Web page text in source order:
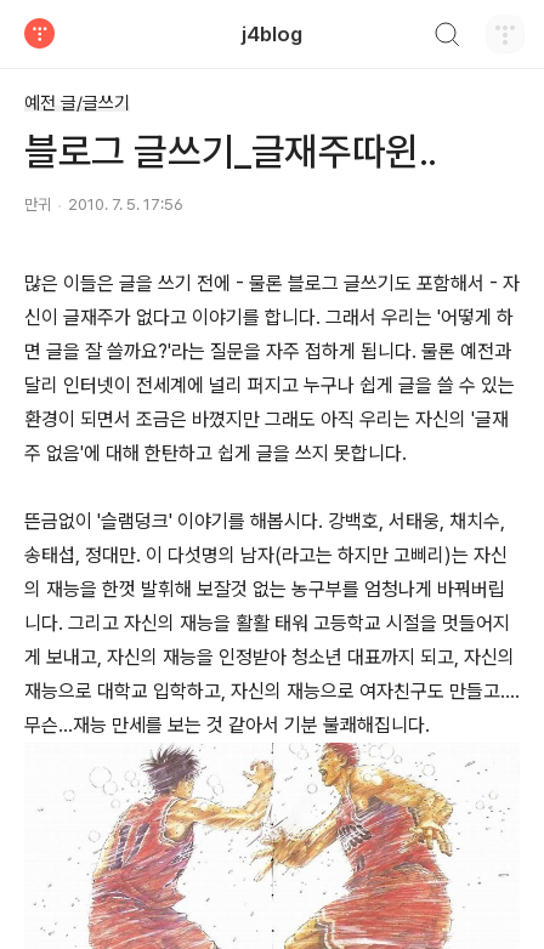
j4blog
예전 글/글쓰기
블로그 글쓰기_글재주따윈..
만귀 2010. 7. 5. 17:56
많은 이들은 글을 쓰기 전에 - 물론 블로그 글쓰기도 포함해서 - 자
신이 글재주가 없다고 이야기를 합니다. 그래서 우리는 '어떻게 하
면 글을 잘 쓸까요?'라는 질문을 자주 접하게 됩니다. 물론 예전과
달리 인터넷이 전세계에 널리 퍼지고 누구나 쉽게 글을 쓸 수 있는
환경이 되면서 조금은 바꼈지만 그래도 아직 우리는 자신의 '글재
주 없음'에 대해 한탄하고 쉽게 글을 쓰지 못합니다.
뜬금없이 '슬램덩크' 이야기를 해봅시다. 강백호, 서태웅, 채치수,
송태섭, 정대만. 이 다섯명의 남자(라고는 하지만 고삐리)는 자신
의 재능을 한껏 발휘해 보잘것 없는 농구부를 엄청나게 바꿔버립
니다. 그리고 자신의 재능을 활활 태워 고등학교 시절을 멋들어지
게 보내고, 자신의 재능을 인정받아 청소년 대표까지 되고, 자신의
재능으로 대학교 입학하고, 자신의 재능으로 여자친구도 만들고....
무슨...재능 만세를 보는 것 같아서 기분 불쾌해집니다.